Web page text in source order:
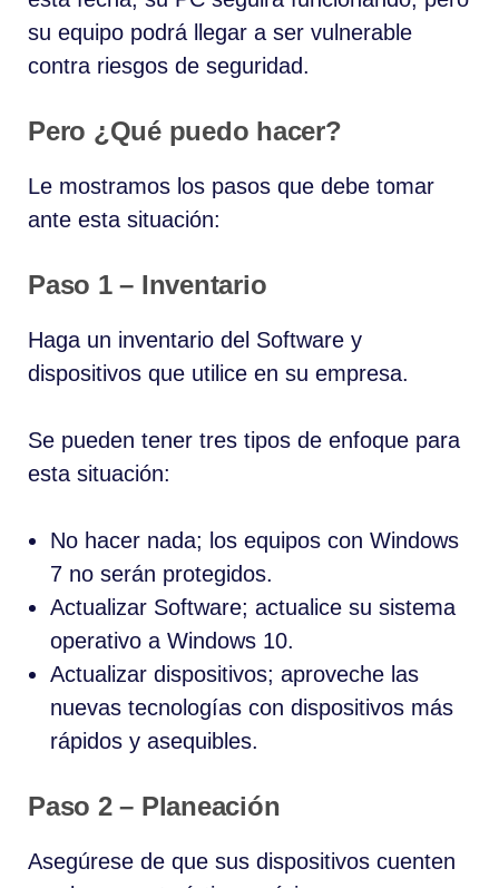
su equipo podrá llegar a ser vulnerable
contra riesgos de seguridad.
Pero ¿Qué puedo hacer?
Le mostramos los pasos que debe tomar
ante esta situación:
Paso 1 – Inventario
Haga un inventario del Software y
dispositivos que utilice en su empresa.
Se pueden tener tres tipos de enfoque para
esta situación:
No hacer nada; los equipos con Windows
7 no serán protegidos.
Actualizar Software; actualice su sistema
operativo a Windows 10.
Actualizar dispositivos; aproveche las
nuevas tecnologías con dispositivos más
rápidos y asequibles.
Paso 2 – Planeación
Asegúrese de que sus dispositivos cuenten